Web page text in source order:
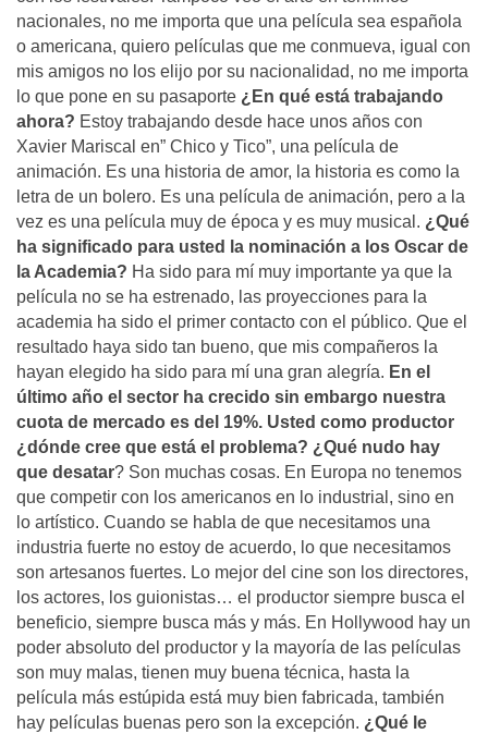
nacionales, no me importa que una película sea española
o americana, quiero películas que me conmueva, igual con
mis amigos no los elijo por su nacionalidad, no me importa
lo que pone en su pasaporte ¿En qué está trabajando
ahora? Estoy trabajando desde hace unos años con
Xavier Mariscal en” Chico y Tico”, una película de
animación. Es una historia de amor, la historia es como la
letra de un bolero. Es una película de animación, pero a la
vez es una película muy de época y es muy musical. ¿Qué
ha significado para usted la nominación a los Oscar de
la Academia? Ha sido para mí muy importante ya que la
película no se ha estrenado, las proyecciones para la
academia ha sido el primer contacto con el público. Que el
resultado haya sido tan bueno, que mis compañeros la
hayan elegido ha sido para mí una gran alegría. En el
último año el sector ha crecido sin embargo nuestra
cuota de mercado es del 19%. Usted como productor
¿dónde cree que está el problema? ¿Qué nudo hay
que desatar? Son muchas cosas. En Europa no tenemos
que competir con los americanos en lo industrial, sino en
lo artístico. Cuando se habla de que necesitamos una
industria fuerte no estoy de acuerdo, lo que necesitamos
son artesanos fuertes. Lo mejor del cine son los directores,
los actores, los guionistas… el productor siempre busca el
beneficio, siempre busca más y más. En Hollywood hay un
poder absoluto del productor y la mayoría de las películas
son muy malas, tienen muy buena técnica, hasta la
película más estúpida está muy bien fabricada, también
hay películas buenas pero son la excepción. ¿Qué le